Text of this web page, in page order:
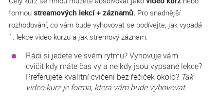
formoustreamových lekcí + záznamů. Pro snadnější
rozhodování, co vám bude vyhovovat se podívejte, jak vypadá
1. lekce video kurzu a jak stremový záznam.
Rádi si jedete ve svém rytmu? Vyhovuje vám
cvičit kdy máte čas vy a ne kdy jsou vypsané lekce?
Preferujete kvalitní cvičení bez řečiček okolo? Tak
video kurz je forma, která vám bude vyhovovat.